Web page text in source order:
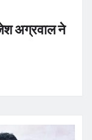
अग्रवाल ने